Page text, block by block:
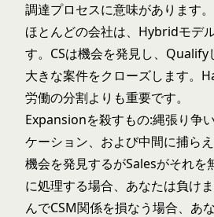
調達プロセスに意味があります。
ほとんどの会社は、Hybridモデ
す。CSは機会を発見し、Qualify
大きな案件をクローズします。
労働の分割よりも重要です。
Expansionを殺すもの:縄張り争
ケーション、および中間に捕ら
機会を発見するがSalesがそれを
に処理する場合、あなたは負け
んでCSM関係を損なう場合、あ